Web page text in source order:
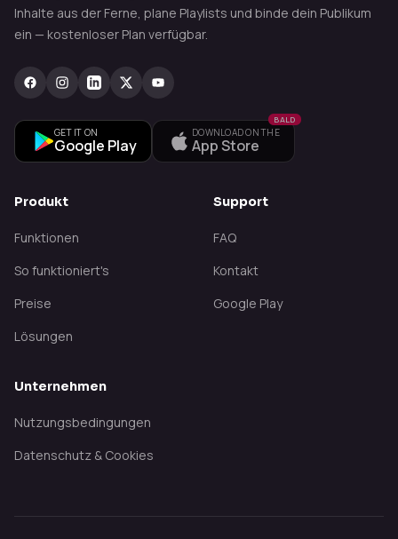
Inhalte aus der Ferne, plane Playlists und binde dein Publikum
ein — kostenloser Plan verfügbar.
GET IT ON
Google Play
DOWNLOAD ON THE
App Store
BALD
Produkt
Funktionen
So funktioniert's
Preise
Lösungen
Support
FAQ
Kontakt
Google Play
Unternehmen
Nutzungsbedingungen
Datenschutz & Cookies